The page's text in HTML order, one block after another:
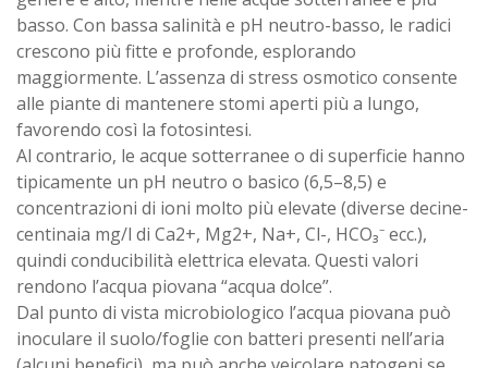
basso. Con bassa salinità e pH neutro-basso, le radici
crescono più fitte e profonde, esplorando
maggiormente. L’assenza di stress osmotico consente
alle piante di mantenere stomi aperti più a lungo,
favorendo così la fotosintesi.
Al contrario, le acque sotterranee o di superficie hanno
tipicamente un pH neutro o basico (6,5–8,5) e
concentrazioni di ioni molto più elevate (diverse decine-
centinaia mg/l di Ca2+, Mg2+, Na+, Cl-, HCO₃⁻ ecc.),
quindi conducibilità elettrica elevata. Questi valori
rendono l’acqua piovana “acqua dolce”.
Dal punto di vista microbiologico l’acqua piovana può
inoculare il suolo/foglie con batteri presenti nell’aria